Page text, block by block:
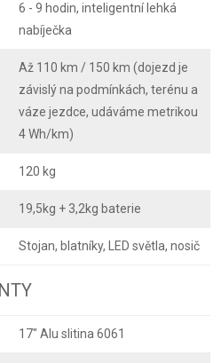
6 - 9 hodin, inteligentní lehká
nabíječka
Až 110 km / 150 km (dojezd je
závislý na podmínkách, terénu a
váze jezdce, udáváme metrikou
4 Wh/km)
120 kg
19,5kg + 3,2kg baterie
Stojan, blatníky, LED světla, nosič
17" Alu slitina 6061